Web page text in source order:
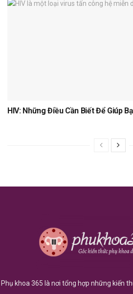
HIV: Những Điều Cần Biết Để Giúp
Phụ khoa 365 là nơi tổng hợp những kiến